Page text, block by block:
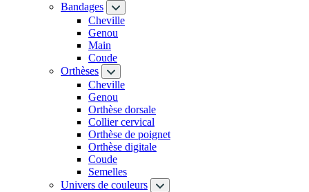
Bandages
Cheville
Genou
Main
Coude
Orthèses
Cheville
Genou
Orthèse dorsale
Collier cervical
Orthèse de poignet
Orthèse digitale
Coude
Semelles
Univers de couleurs